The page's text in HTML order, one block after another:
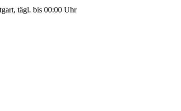
tägl. bis 00:00 Uhr